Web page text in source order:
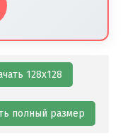
128х128
полный размер